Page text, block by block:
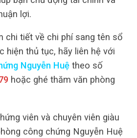
lợi.
chi tiết về chi phí sang tên sổ
hiện thủ tục, hãy liên hệ với
Nguyễn Huệ theo số
hoặc ghé thăm văn phòng
viên và chuyên viên giàu
công chứng Nguyễn Huệ